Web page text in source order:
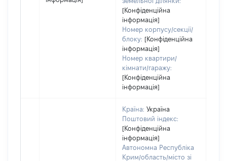
[Конфіденційна
інформація]
Номер корпусу/секції/
блоку: [Конфіденційна
інформація]
Номер квартири/
кімнати/гаражу:
[Конфіденційна
інформація]
Країна: Україна
Поштовий індекс:
[Конфіденційна
інформація]
Автономна Республіка
Крим/область/місто зі